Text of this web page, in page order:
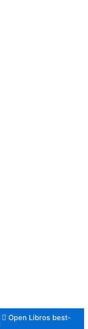
Open Libros best-